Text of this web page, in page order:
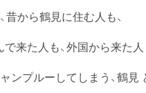
昔から鶴見に住む人も、
来た人も、外国から来た人
ンプルーしてしまう、鶴見